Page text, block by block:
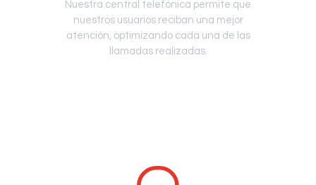
Nuestra central telefónica permite que
nuestros usuarios reciban una mejor
atención, optimizando cada una de las
llamadas realizadas.